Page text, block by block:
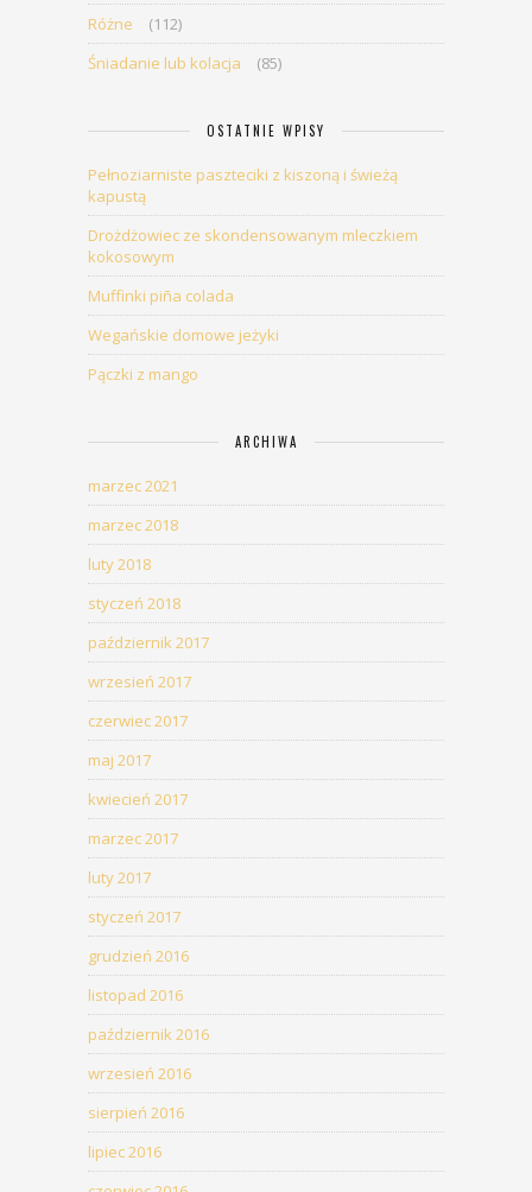
Różne
(112)
Śniadanie lub kolacja
(85)
OSTATNIE WPISY
Pełnoziarniste paszteciki z kiszoną i świeżą
kapustą
Drożdżowiec ze skondensowanym mleczkiem
kokosowym
Muffinki piña colada
Wegańskie domowe jeżyki
Pączki z mango
ARCHIWA
marzec 2021
marzec 2018
luty 2018
styczeń 2018
październik 2017
wrzesień 2017
czerwiec 2017
maj 2017
kwiecień 2017
marzec 2017
luty 2017
styczeń 2017
grudzień 2016
listopad 2016
październik 2016
wrzesień 2016
sierpień 2016
lipiec 2016